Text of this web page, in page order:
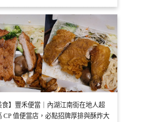
食】豐禾便當｜內湖江南街在地人超
CP 值便當店，必點招牌厚排與酥炸大